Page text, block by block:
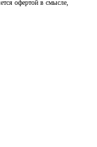
офертой в смысле,